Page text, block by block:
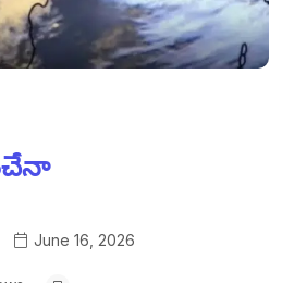
June 16, 2026